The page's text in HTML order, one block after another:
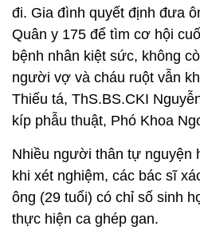
đi. Gia đình quyết định đưa
Quân y 175 để tìm cơ hội
bệnh nhân kiệt sức, không
người vợ và cháu ruột vẫn
Thiếu tá, ThS.BS.CKI
kíp phẫu thuật, Phó Khoa
Nhiều người thân tự nguyện
khi xét nghiệm, các bác sĩ
ông (29 tuổi) có chỉ số sinh
thực hiện ca ghép gan.